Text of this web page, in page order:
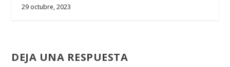
29 octubre, 2023
DEJA UNA RESPUESTA